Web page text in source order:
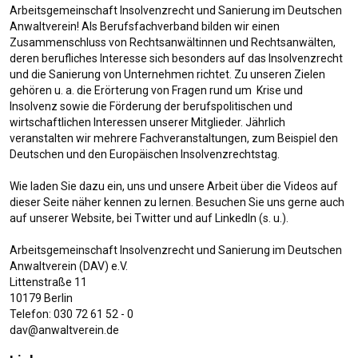
was Sie dann tun
sollten
693 views
Videos
Arbeitsgemeinschaft Insolvenzrecht und Sanierung im Deutschen
Anwaltverein! Als Berufsfachverband bilden wir einen
Zusammenschluss von Rechtsanwältinnen und Rechtsanwälten,
deren berufliches Interesse sich besonders auf das Insolvenzrecht
und die Sanierung von Unternehmen richtet. Zu unseren Zielen
gehören u. a. die Erörterung von Fragen rund um  Krise und
Insolvenz sowie die Förderung der berufspolitischen und
wirtschaftlichen Interessen unserer Mitglieder. Jährlich
veranstalten wir mehrere Fachveranstaltungen, zum Beispiel den
Deutschen und den Europäischen Insolvenzrechtstag.
Wie laden Sie dazu ein, uns und unsere Arbeit über die Videos auf
dieser Seite näher kennen zu lernen. Besuchen Sie uns gerne auch
auf unserer Website, bei Twitter und auf LinkedIn (s. u.).
Arbeitsgemeinschaft Insolvenzrecht und Sanierung im Deutschen
Anwaltverein (DAV) e.V.
Littenstraße 11
10179 Berlin
Telefon: 030 72 61 52 - 0
dav@anwaltverein.de